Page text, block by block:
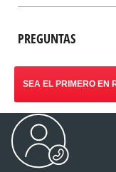
PREGUNTAS
SEA EL PRIMERO EN